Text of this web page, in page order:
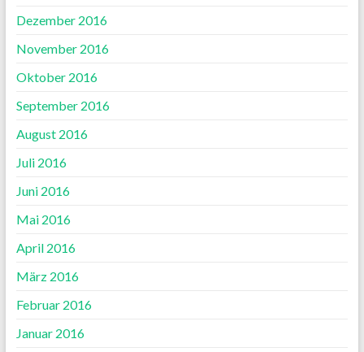
Dezember 2016
November 2016
Oktober 2016
September 2016
August 2016
Juli 2016
Juni 2016
Mai 2016
April 2016
März 2016
Februar 2016
Januar 2016